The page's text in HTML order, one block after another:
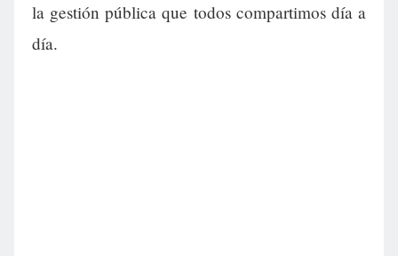
la gestión pública que todos compartimos día a
día.